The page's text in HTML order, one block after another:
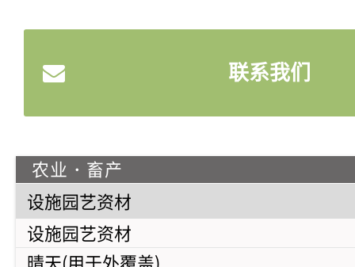
联系我们
农业・畜产
设施园艺资材
设施园艺资材
晴天(用于外覆盖)